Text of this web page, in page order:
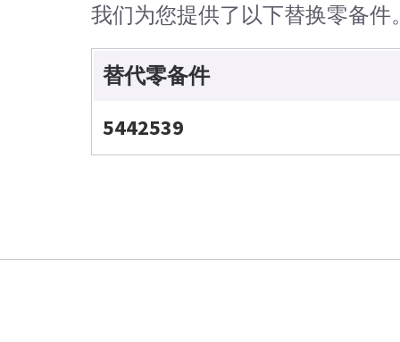
我们为您提供了以下替换零备
替代零备件
5442539